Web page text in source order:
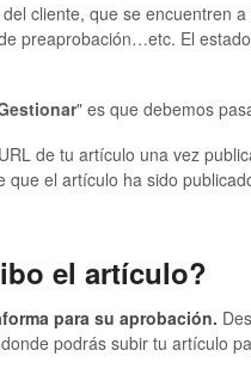
cliente, que se encuentren
preaprobación…etc. El
" es que debemos
de tu artículo una vez
que el artículo ha sido
el artículo?
para su aprobación.
podrás subir tu artículo